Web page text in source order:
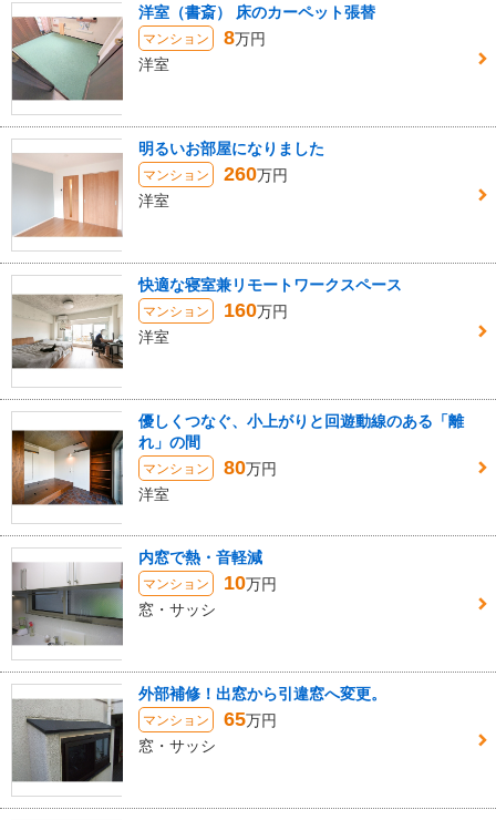
洋室（書斎） 床のカーペット張替
マンション 8万円
洋室
明るいお部屋になりました
マンション 260万円
洋室
快適な寝室兼リモートワークスペース
マンション 160万円
洋室
優しくつなぐ、小上がりと回遊動線のある「離
れ」の間
マンション 80万円
洋室
内窓で熱・音軽減
マンション 10万円
窓・サッシ
外部補修！出窓から引違窓へ変更。
マンション 65万円
窓・サッシ